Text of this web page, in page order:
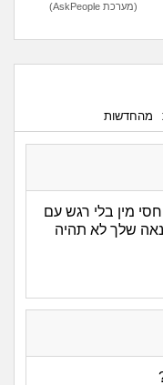
(מערכת AskPeople)
מהחדשות
מין בלי רגש עם
שלך לא תהיה